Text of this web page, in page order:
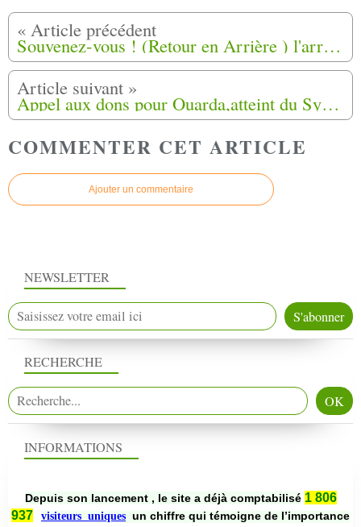
Souvenez-vous ! (Retour en Arrière ) l'arrivée des harkis,dans le camp de forestage de la Roque d'Anthéron.
Appel aux dons pour Ouarda,atteint du Syndrome Arnold Chiari, La suite (4)
COMMENTER CET ARTICLE
Ajouter un commentaire
NEWSLETTER
RECHERCHE
INFORMATIONS
Depuis son lancement , le site a déjà comptabilisé 1 806
937
visiteurs uniques un chiffre qui témoigne de l’importance